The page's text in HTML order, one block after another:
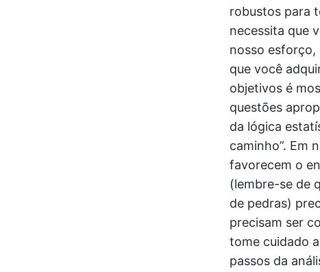
robustos para
necessita que
nosso esforço,
que você
objetivos é
questões
da lógica
caminho”. Em
favorecem o
(lembre-se de
de pedras)
precisam ser
tome cuidado
passos da